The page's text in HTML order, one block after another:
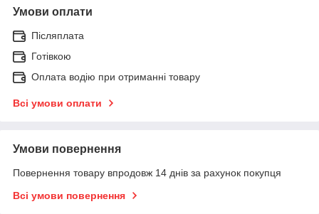
Умови оплати
Післяплата
Готівкою
Оплата водію при отриманні товару
Всі умови оплати
Умови повернення
Повернення товару впродовж 14 днів за рахунок покупця
Всі умови повернення